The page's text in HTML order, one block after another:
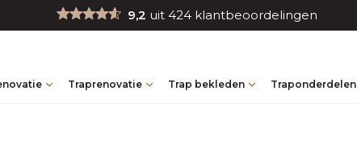
9,2 uit 424 klantbeoordelingen
Traprenovatie Trap bekleden Traponderdelen